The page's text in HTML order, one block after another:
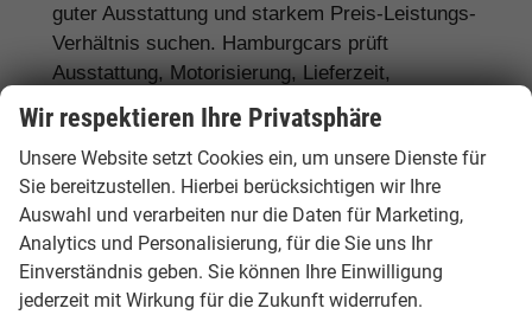
guter Ausstattung und starkem Preis-Leistungs-
Verhältnis suchen. Hamburgcars prüft
Ausstattung, Motorisierung, Lieferzeit,
Garantiebedingungen und Fahrzeugdetails
transparent vor dem Kauf.
Für Stadtfahrer:VW Polo, VW Golf, VW
ID.3
Für Familien: VW Tiguan, VW Passat
Variant, VW Touran, VW Caddy
Wir respektieren Ihre Privatsphäre
Unsere Website setzt Cookies ein, um unsere Dienste für
Sie bereitzustellen. Hierbei berücksichtigen wir Ihre
Auswahl und verarbeiten nur die Daten für Marketing,
Analytics und Personalisierung, für die Sie uns Ihr
Einverständnis geben. Sie können Ihre Einwilligung
jederzeit mit Wirkung für die Zukunft widerrufen.